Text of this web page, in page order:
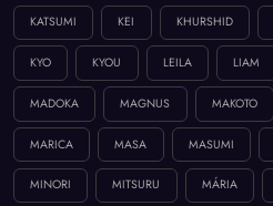
KATSUMI KEI KHURSHID
KYO KYOU LEILA LIAM
MADOKA MAGNUS MAKOTO
MARICA MASA MASUMI
MINORI MITSURU MÁRIA